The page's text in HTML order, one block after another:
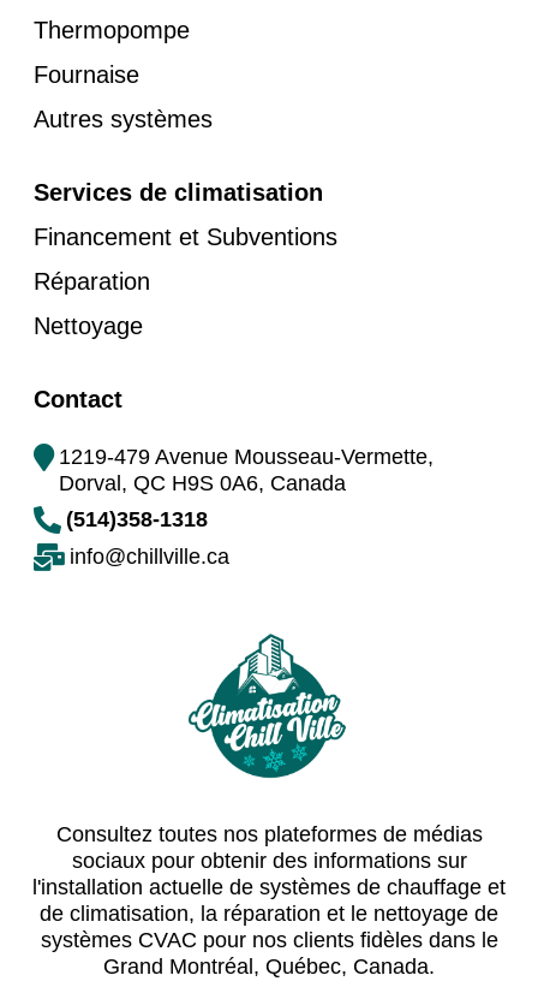
Thermopompe
Fournaise
Autres systèmes
Services de climatisation
Financement et Subventions
Réparation
Nettoyage
Contact
1219-479 Avenue Mousseau-Vermette,
Dorval, QC H9S 0A6, Canada
(514)358-1318
info@chillville.ca
Consultez toutes nos plateformes de médias
sociaux pour obtenir des informations sur
l'installation actuelle de systèmes de chauffage et
de climatisation, la réparation et le nettoyage de
systèmes CVAC pour nos clients fidèles dans le
Grand Montréal, Québec, Canada.